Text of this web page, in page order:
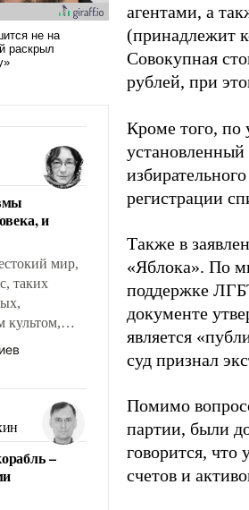
и
мир,
таких
культом,
и
под
на себя
помогать
и
–
агентами, а
(принадлежит
Совокупная
рублей, при
Кроме того, по
установленный
регистрации
Также в
«Яблока». По
поддержке
документе
является
суд признал
Помимо
партии, были
говорится, что
счетов и